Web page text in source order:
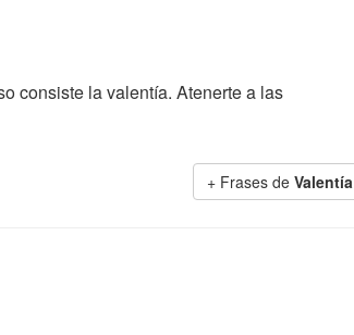
consiste la valentía. Atenerte a las
+ Frases de Valentía